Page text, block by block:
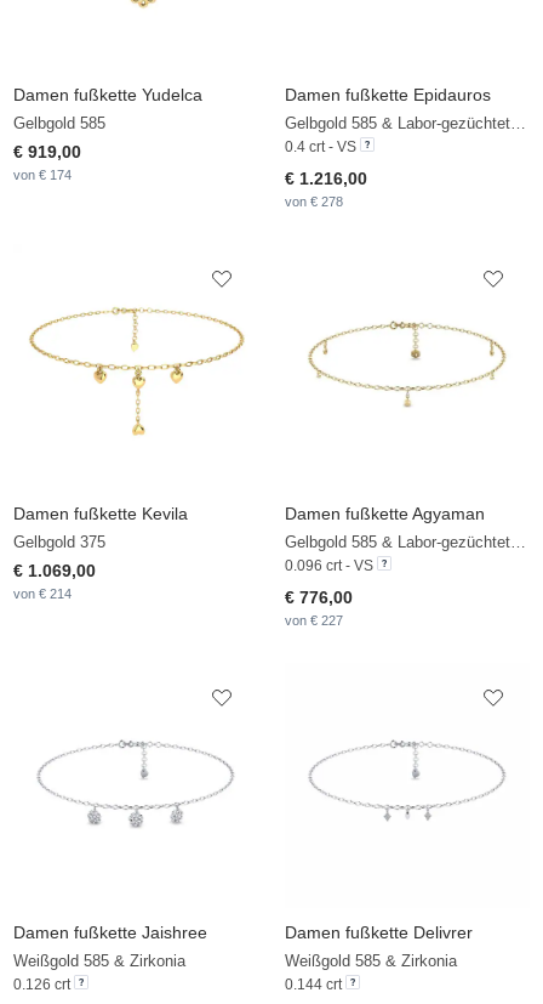
Damen fußkette Yudelca
Gelbgold 585
€ 919,00
von € 174
Damen fußkette Epidauros
0.4 crt - VS
€ 1.216,00
von € 278
Damen fußkette Kevila
Gelbgold 375
€ 1.069,00
von € 214
Damen fußkette Agyaman
0.096 crt - VS
€ 776,00
von € 227
Damen fußkette Jaishree
Weißgold 585 & Zirkonia
0.126 crt
Damen fußkette Delivrer
Weißgold 585 & Zirkonia
0.144 crt